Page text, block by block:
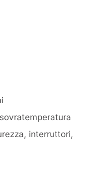
interruttori,